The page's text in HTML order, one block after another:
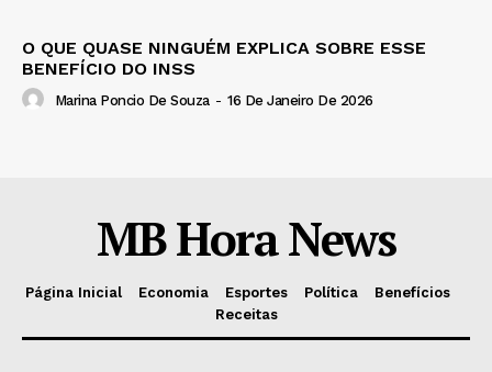
O QUE QUASE NINGUÉM EXPLICA SOBRE ESSE
BENEFÍCIO DO INSS
Marina Poncio De Souza - 16 De Janeiro De 2026
MB Hora News
Página Inicial Economia Esportes Política
Benefícios
Receitas